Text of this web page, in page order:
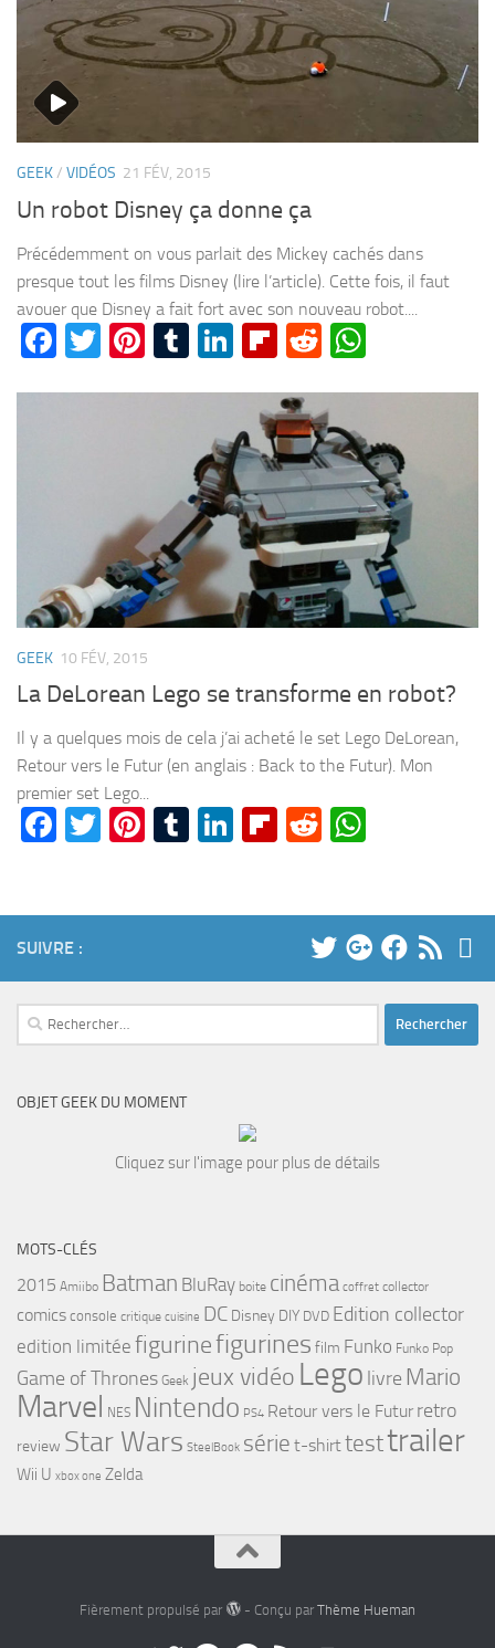
GEEK/ VIDÉOS 21 FÉV, 2015
Un robot Disney ça donne ça
Précédemment on vous parlait des Mickey cachés dans
presque tout les films Disney (lire l’article). Cette fois, il faut
avouer que Disney a fait fort avec son nouveau robot....
Facebook
Twitter
Pinterest
Tumblr
LinkedIn
Flipboard
Reddit
GEEK 10 FÉV, 2015
La DeLorean Lego se transforme en robot?
Il y a quelques mois de cela j’ai acheté le set Lego DeLorean,
Retour vers le Futur (en anglais : Back to the Futur). Mon
premier set Lego...
Facebook
Twitter
Pinterest
Tumblr
LinkedIn
Flipboard
Reddit
SUIVRE :
Rechercher :
OBJET GEEK DU MOMENT
Cliquez sur l'image pour plus de détails
MOTS-CLÉS
2015 Amiibo Batman BluRay boite cinéma coffret collector
comics console critique cuisine DC Disney DIY DVD Edition collector
edition limitée figurinefigurines film Funko Funko Pop
Game of Thrones Geek jeux vidéo Lego livre Mario
Marvel NES Nintendo PS4 Retour vers le Futur retro
review Star Wars SteelBook série t-shirttesttrailer
Wii U xbox one Zelda
Fièrement propulsé par - Conçu par Thème Hueman